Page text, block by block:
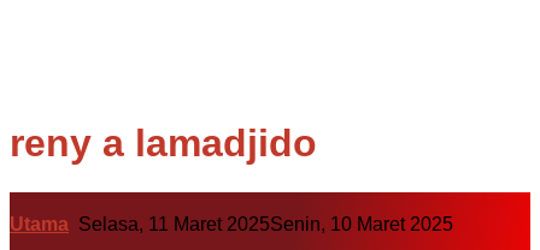
reny a lamadjido
Utama Selasa, 11 Maret 2025Senin, 10 Maret 2025